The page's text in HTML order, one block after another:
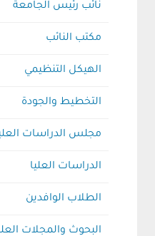
نائب رئيس الجامعة
مكتب النائب
الهيكل التنظيمي
التخطيط والجودة
مجلس الدراسات
الدراسات العليا
الطلاب الوافدين
البحوث والمجلات